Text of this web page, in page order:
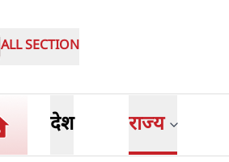
ALL SECTION
देश राज्य